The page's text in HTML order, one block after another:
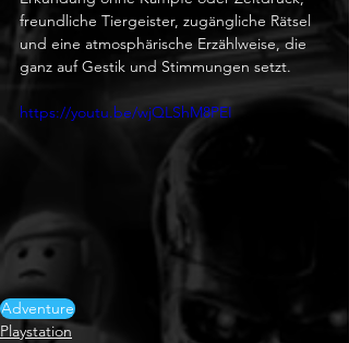
freundliche Tiergeister, zugängliche Rätsel
und eine atmosphärische Erzählweise, die
ganz auf Gestik und Stimmungen setzt.
https://youtu.be/wjQLShM8PEI
Adventure
Playstation